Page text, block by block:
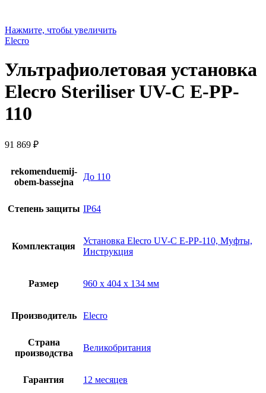
Нажмите, чтобы увеличить
Elecro
Ультрафиолетовая установка
Elecro Steriliser UV-C E-PP-
110
91 869 ₽
rekomenduemij-
obem-bassejna
До 110
Степень защиты IP64
Комплектация
Установка Elecro UV-C E-PP-110, Муфты,
Инструкция
Размер 960 х 404 х 134 мм
Производитель Elecro
Страна
производства
Великобритания
Гарантия 12 месяцев